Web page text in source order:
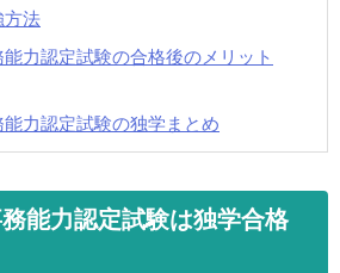
方法
力認定試験の合格後のメリット
力認定試験の独学まとめ
能力認定試験は独学合格